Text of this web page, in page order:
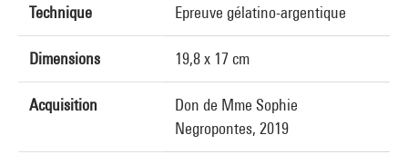
Technique Epreuve gélatino-argentique
Dimensions 19,8 x 17 cm
Acquisition
Don de Mme Sophie
Negropontes, 2019